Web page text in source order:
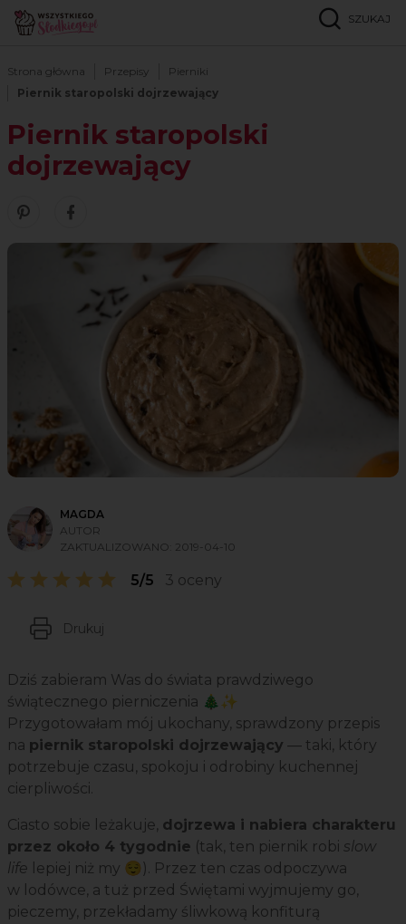
SZUKAJ
Strona główna Przepisy
Pierniki
Piernik staropolski dojrzewający
Piernik staropolski
dojrzewający
Zobacz nasze piny w serwisie Pinterest
Udostępnij ten przepis w serwisie Facebook
MAGDA
AUTOR
ZAKTUALIZOWANO: 2019-04-10
5/5 3 oceny
Drukuj
Dziś zabieram Was do świata prawdziwego
świątecznego pierniczenia 🎄✨
Przygotowałam mój ukochany, sprawdzony przepis
na piernik staropolski dojrzewający — taki, który
potrzebuje czasu, spokoju i odrobiny kuchennej
cierpliwości.
Ciasto sobie leżakuje, dojrzewa i nabiera charakteru
przez około 4 tygodnie (tak, ten piernik robi slow
life lepiej niż my 😌). Przez ten czas odpoczywa
w lodówce, a tuż przed Świętami wyjmujemy go,
pieczemy, przekładamy śliwkową konfiturą